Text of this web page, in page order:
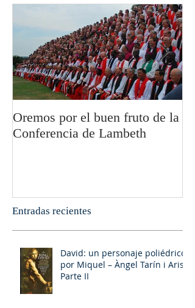
Oremos por el buen fruto de la
Conferencia de Lambeth
Entradas recientes
David: un personaje poliédrico,
por Miquel – Àngel Tarín i Arisó
Parte II